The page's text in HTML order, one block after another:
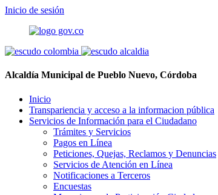
Inicio de sesión
Alcaldía Municipal de Pueblo Nuevo, Córdoba
Inicio
Transpariencia y acceso a la informacion pública
Servicios de Información para el Ciudadano
Trámites y Servicios
Pagos en Línea
Peticiones, Quejas, Reclamos y Denuncias
Servicios de Atención en Línea
Notificaciones a Terceros
Encuestas